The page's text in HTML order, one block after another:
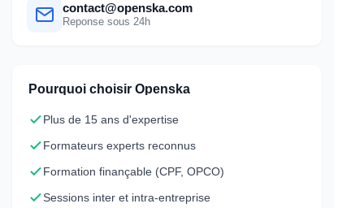
contact@openska.com
Reponse sous 24h
Pourquoi choisir Openska
Plus de 15 ans d'expertise
Formateurs experts reconnus
Formation finançable (CPF, OPCO)
Sessions inter et intra-entreprise